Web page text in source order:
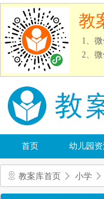
教
1、
2、
首页 幼儿园
教案库首页 小学